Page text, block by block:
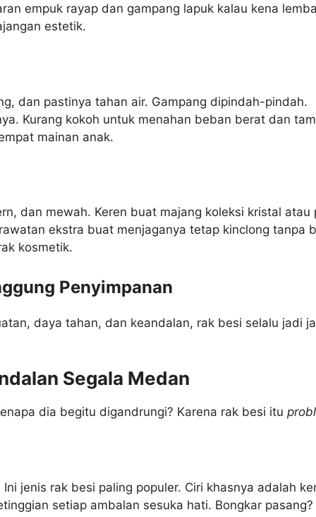
empuk rayap dan gampang lapuk kalau kena
estetik.
dan pastinya tahan air. Gampang dipindah-pindah.
Kurang kokoh untuk menahan beban berat dan
mainan anak.
dan mewah. Keren buat majang koleksi kristal atau
ekstra buat menjaganya tetap kinclong tanpa
kosmetik.
Penyimpanan
daya tahan, dan keandalan, rak besi selalu jadi
Segala Medan
dia begitu digandrungi? Karena rak besi itu
Ini jenis rak besi paling populer. Ciri khasnya adalah
setiap ambalan sesuka hati. Bongkar